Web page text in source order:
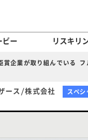
ビー リスキリ
賞企業が取り組んでいる フ
ース/株式会社
スペシ